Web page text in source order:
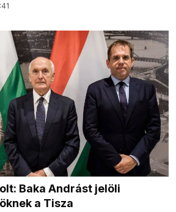
Baka Andrást jelöli
a Tisza